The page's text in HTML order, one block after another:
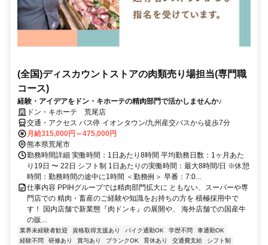
(全国)ディスカウントストアの肉類売り場担当(専門職
コース)
経験・アイデアをドン・キホーテの精肉部門で活かしませんか♪
ドン・キホーテ 荒尾店
交通・アクセス バス停 イオンタウン/九州産交バスから徒歩7分
月給315,000円～475,000円
熊本県荒尾市
勤務時間詳細 実働時間：1日あたり8時間 平均勤務日数：1ヶ月あた
り19日 〜 22日 シフト制 1日あたりの実働時間：最大8時間/日 ※休憩
時間：勤務時間の途中に1時間 ＜勤務例＞ 早番：7:0...
仕事内容 PPIHグループでは精肉部門拡大に ともない、スーパーや専
門店での 精肉・畜産のご経験や知識をお持ちの方を 積極採用中で
す！ 国内店舗で新業態『肉ドンキ』の展開や、 海外店舗での国産牛
の販...
業界未経験者歓迎 資格取得支援あり バイク通勤OK 学歴不問
車通勤OK
経験不問
研修あり 賞与あり ブランクOK 育休あり 交通費支給 シフト制